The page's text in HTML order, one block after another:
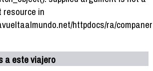
resource in
httpdocs/ra/
a este viajero